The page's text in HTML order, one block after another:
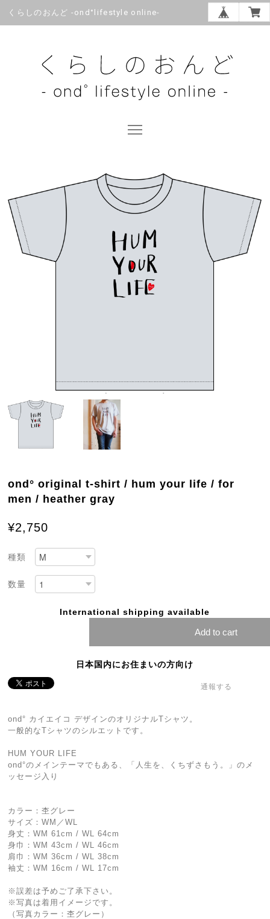
くらしのおんど -ond°lifestyle online-
ond° original t-shirt / hum your life / for
men / heather gray
¥2,750
種類
数量
International shipping available
Add to cart
日本国内にお住まいの方向け
通報する
ond° カイエイコ デザインのオリジナルTシャツ。
一般的なTシャツのシルエットです。
HUM YOUR LIFE
ond°のメインテーマでもある、「人生を、くちずさもう。」のメ
ッセージ入り
カラー：杢グレー
サイズ：WM／WL
身丈：WM 61cm / WL 64cm
身巾：WM 43cm / WL 46cm
肩巾：WM 36cm / WL 38cm
袖丈：WM 16cm / WL 17cm
※誤差は予めご了承下さい。
※写真は着用イメージです。
（写真カラー：杢グレー）